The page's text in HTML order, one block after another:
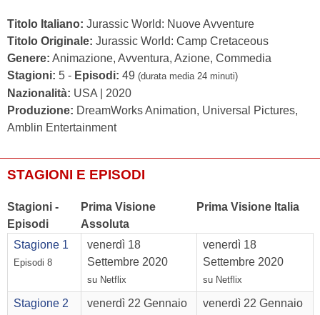
Titolo Italiano: Jurassic World: Nuove Avventure
Titolo Originale: Jurassic World: Camp Cretaceous
Genere: Animazione, Avventura, Azione, Commedia
Stagioni: 5 - Episodi: 49 (durata media 24 minuti)
Nazionalità: USA | 2020
Produzione: DreamWorks Animation, Universal Pictures,
Amblin Entertainment
STAGIONI E EPISODI
Stagioni -
Episodi
Prima Visione
Assoluta
Prima Visione Italia
Stagione 1
Episodi 8
venerdì 18
Settembre 2020
su Netflix
venerdì 18
Settembre 2020
su Netflix
Stagione 2
venerdì 22 Gennaio
venerdì 22 Gennaio